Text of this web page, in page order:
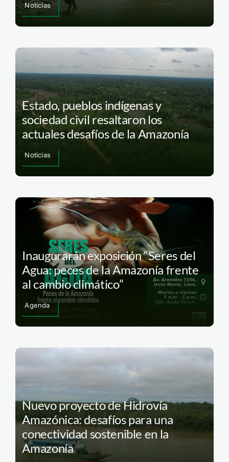
Noticias
Estado, pueblos indígenas y
sociedad civil resaltaron los
actuales desafíos de la Amazonía
Noticias
Inaugurarán exposición “Seres del
Agua: peces de la Amazonía frente
al cambio climático”
Agenda
Nuevo proyecto de Hidrovía
Amazónica: desafíos para una
conectividad sostenible en la
Amazonía